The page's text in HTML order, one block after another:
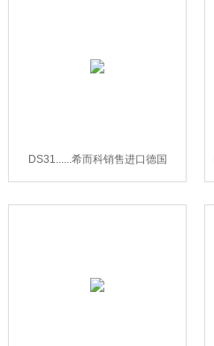
DS31......希而科销售进口德国
Fischer差压变送器DS31